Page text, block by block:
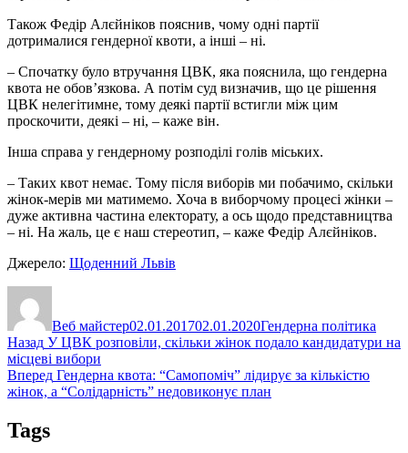
Також Федір Алєйніков пояснив, чому одні партії
дотрималися гендерної квоти, а інші – ні.
– Спочатку було втручання ЦВК, яка пояснила, що гендерна
квота не обов’язкова. А потім суд визначив, що це рішення
ЦВК нелегітимне, тому деякі партії встигли між цим
проскочити, деякі – ні, – каже він.
Інша справа у гендерному розподілі голів міських.
– Таких квот немає. Тому після виборів ми побачимо, скільки
жінок-мерів ми матимемо. Хоча в виборчому процесі жінки –
дуже активна частина електорату, а ось щодо представництва
– ні. На жаль, це є наш стереотип, – каже Федір Алєйніков.
Джерело: Щоденний Львів
Веб майстер02.01.201702.01.2020Гендерна політика
Навігація
записів
Назад Попередній
запис:
У ЦВК розповіли, скільки жінок подало кандидатури на
місцеві вибори
Вперед Наступний
запис:
Гендерна квота: “Самопоміч” лідирує за кількістю
жінок, а “Солідарність” недовиконує план
Tags